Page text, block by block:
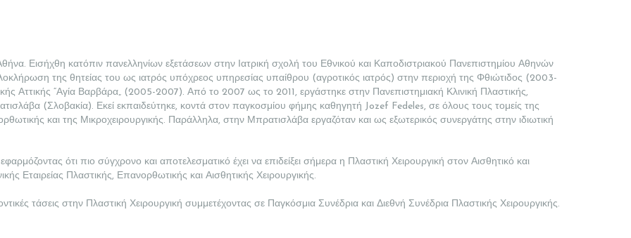
Εισήχθη κατόπιν πανελληνίων εξετάσεων στην Ιατρική σχολή του Εθνικού και Καποδιστριακού Πανεπιστημίου Αθηνών
της θητείας του ως ιατρός υπόχρεος υπηρεσίας υπαίθρου (αγροτικός ιατρός) στην περιοχή της Φθιώτιδος (2003-
Αττικής “Αγία Βαρβάρα„ (2005-2007). Από το 2007 ως το 2011, εργάστηκε στην Πανεπιστημιακή Κλινική Πλαστικής,
(Σλοβακία). Εκεί εκπαιδεύτηκε, κοντά στον παγκοσμίου φήμης καθηγητή Jozef Fedeles, σε όλους τους τομείς της
και της Μικροχειρουργικής. Παράλληλα, στην Μπρατισλάβα εργαζόταν και ως εξωτερικός συνεργάτης στην ιδιωτική
ότι πιο σύγχρονο και αποτελεσματικό έχει να επιδείξει σήμερα η Πλαστική Χειρουργική στον Αισθητικό και
Εταιρείας Πλαστικής, Επανορθωτικής και Αισθητικής Χειρουργικής.
τάσεις στην Πλαστική Χειρουργική συμμετέχοντας σε Παγκόσμια Συνέδρια και Διεθνή Συνέδρια Πλαστικής Χειρουργικής.